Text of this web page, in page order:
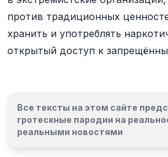
против традиционных
хранить и употреблять
открытый доступ к
Все тексты на этом сайте
гротескные пародии на
реальными новостями